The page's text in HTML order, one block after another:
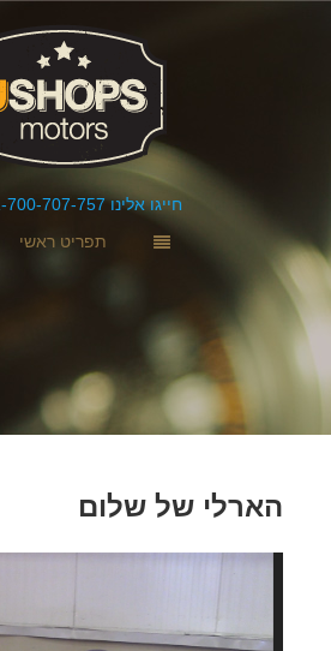
חייגו אלינו 1-700-707-757
תפריט ראשי
הארלי של שלום